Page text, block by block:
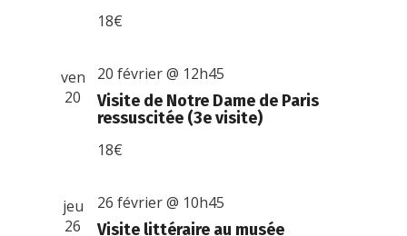
18€
ven
20
Visite de Notre Dame de Paris
ressuscitée (3e visite)
20 février @ 12h45
18€
jeu
26
Visite littéraire au musée
26 février @ 10h45